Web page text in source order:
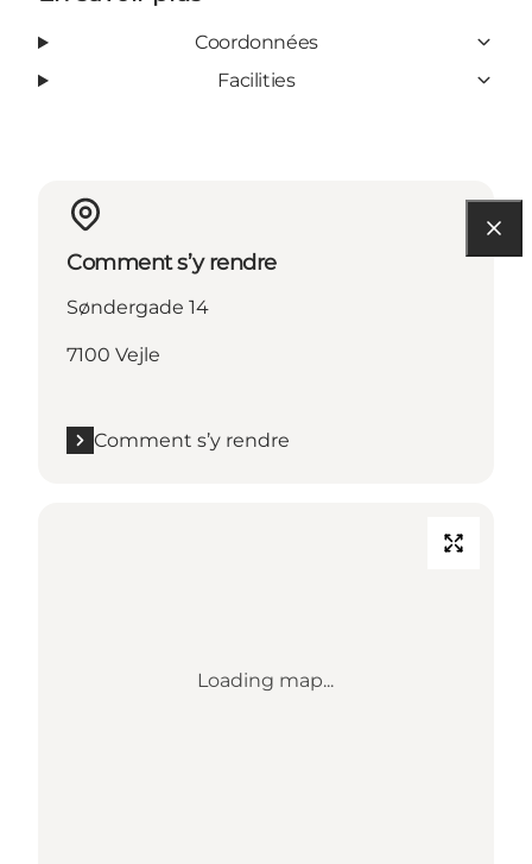
Coordonnées
Facilities
Comment s’y rendre
Søndergade 14
7100 Vejle
Comment s’y rendre
Loading map...